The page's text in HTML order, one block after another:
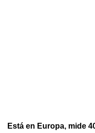
Está en Europa, mide